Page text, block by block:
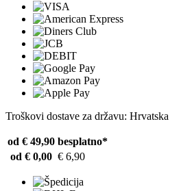
Troškovi dostave za državu: Hrvatska
od € 49,90 besplatno*
od € 0,00 € 6,90